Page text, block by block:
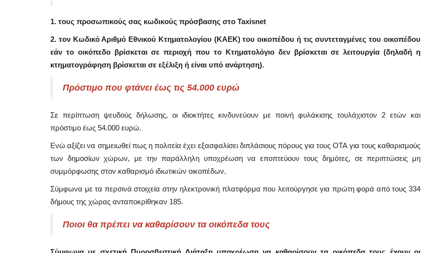
1. τους προσωπικούς σας κωδικούς πρόσβασης στο Taxisnet
2. τον Κωδικό Αριθμό Εθνικού Κτηματολογίου (ΚΑΕΚ) του οικοπέδου ή τις συντεταγμένες του οικοπέδου
εάν το οικόπεδο βρίσκεται σε περιοχή που το Κτηματολόγιο δεν βρίσκεται σε λειτουργία (δηλαδή η
κτηματογράφηση βρίσκεται σε εξέλιξη ή είναι υπό ανάρτηση).
Πρόστιμο που φτάνει έως τις 54.000 ευρώ
Σε περίπτωση ψευδούς δήλωσης, οι ιδιοκτήτες κινδυνεύουν με ποινή φυλάκισης τουλάχιστον 2 ετών και
πρόστιμο έως 54.000 ευρώ.
Ενώ αξίζει να σημειωθεί πως η πολιτεία έχει εξασφαλίσει διπλάσιους πόρους για τους ΟΤΑ για τους καθαρισμούς
των δημοσίων χώρων, με την παράλληλη υποχρέωση να εποπτεύουν τους δημότες, σε περιπτώσεις μη
συμμόρφωσης στον καθαρισμό ιδιωτικών οικοπέδων.
Σύμφωνα με τα περσινά στοιχεία στην ηλεκτρονική πλατφόρμα που λειτούργησε για πρώτη φορά από τους 334
δήμους της χώρας ανταποκρίθηκαν 185.
Ποιοι θα πρέπει να καθαρίσουν τα οικόπεδα τους
Mykonos News Government